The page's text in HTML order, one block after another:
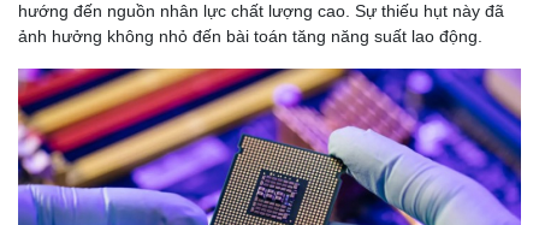
hướng đến nguồn nhân lực chất lượng cao. Sự thiếu hụt này đã
ảnh hưởng không nhỏ đến bài toán tăng năng suất lao động.